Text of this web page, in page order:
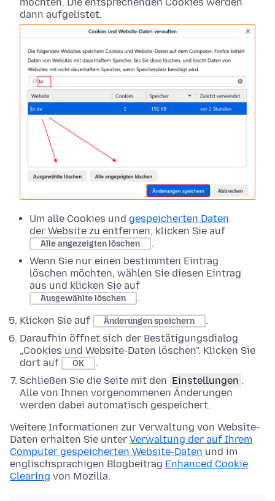
möchten. Die entsprechenden Cookies werden
dann aufgelistet.
Um alle Cookies und gespeicherten Daten
der Website zu entfernen, klicken Sie auf
Alle angezeigten löschen
.
Wenn Sie nur einen bestimmten Eintrag
löschen möchten, wählen Sie diesen Eintrag
aus und klicken Sie auf
Ausgewählte löschen
.
Klicken Sie auf
Änderungen speichern
.
Daraufhin öffnet sich der Bestätigungsdialog
„Cookies und Website-Daten löschen". Klicken Sie
dort auf
OK
.
Schließen Sie die Seite mit den Einstellungen .
Alle von Ihnen vorgenommenen Änderungen
werden dabei automatisch gespeichert.
Weitere Informationen zur Verwaltung von Website-
Daten erhalten Sie unter Verwaltung der auf Ihrem
Computer gespeicherten Website-Daten und im
englischsprachigen Blogbeitrag Enhanced Cookie
Clearing von Mozilla.